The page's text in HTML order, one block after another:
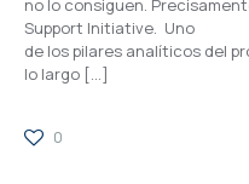
no lo consiguen.
Support Initiative. Uno
de los pilares analíticos del
lo largo […]
0